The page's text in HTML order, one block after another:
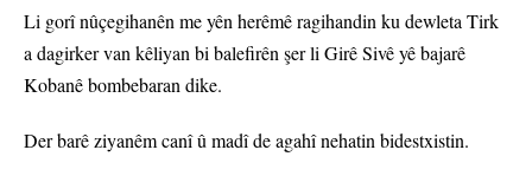
Li gorî nûçegihanên me yên herêmê ragihandin ku dewleta Tirk
a dagirker van kêliyan bi balefirên şer li Girê Sivê yê bajarê
Kobanê bombebaran dike.
Der barê ziyanêm canî û madî de agahî nehatin bidestxistin.